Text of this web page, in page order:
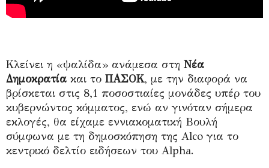
Κλείνει η «ψαλίδα» ανάμεσα στη Νέα
Δημοκρατία και το ΠΑΣΟΚ, με την διαφορά να
βρίσκεται στις 8,1 ποσοστιαίες μονάδες υπέρ του
κυβερνώντος κόμματος, ενώ αν γινόταν σήμερα
εκλογές, θα είχαμε εννιακοματική Βουλή
σύμφωνα με τη δημοσκόπηση της Alco για το
κεντρικό δελτίο ειδήσεων του Alpha.